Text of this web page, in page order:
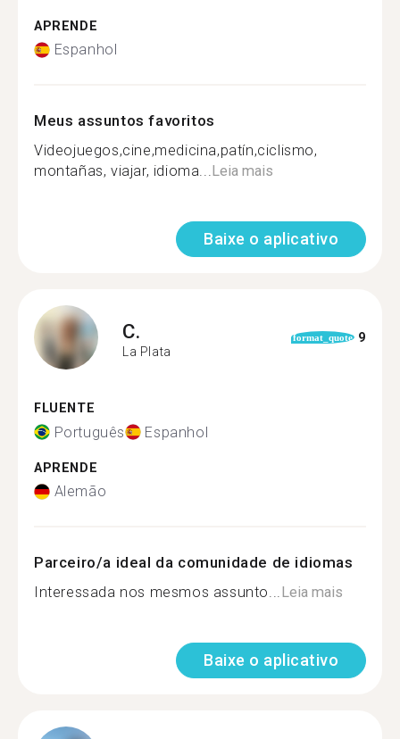
APRENDE
Espanhol
Meus assuntos favoritos
Videojuegos,cine,medicina,patín,ciclismo,
montañas, viajar, idioma...Leia mais
Baixe o aplicativo
C.
La Plata
format_quote 9
FLUENTE
Português Espanhol
APRENDE
Alemão
Parceiro/a ideal da comunidade de idiomas
Interessada nos mesmos assunto...Leia mais
Baixe o aplicativo